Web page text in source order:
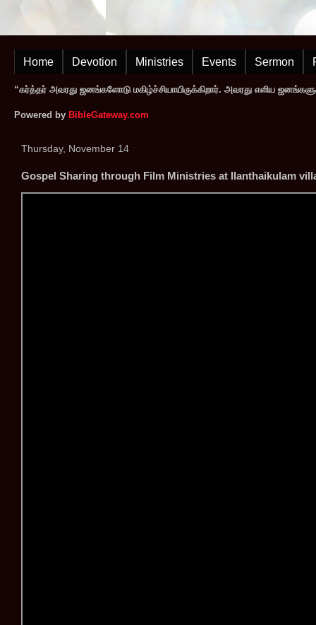
Home Devotion Ministries Events Sermon
“கர்த்தர் அவரது ஜனங்களோடு மகிழ்ச்சியாயிருக்கிறார். அவரது எளிய
Powered by BibleGateway.com
Thursday, November 14
Gospel Sharing through Film Ministries at Ilanthaikulam